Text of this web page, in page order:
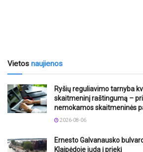
Vietos naujienos
Ryšių reguliavimo tarnyba
skaitmeninį raštingumą –
nemokamos skaitmeninės
2026-08-06
Ernesto Galvanausko
Klaipėdoje juda į priekį